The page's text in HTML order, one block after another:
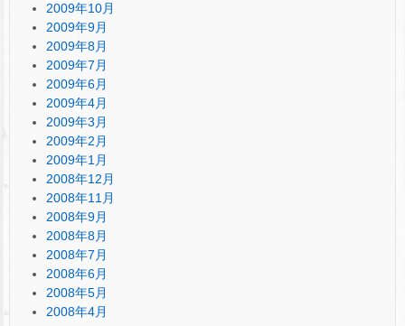
2009年10月
2009年9月
2009年8月
2009年7月
2009年6月
2009年4月
2009年3月
2009年2月
2009年1月
2008年12月
2008年11月
2008年9月
2008年8月
2008年7月
2008年6月
2008年5月
2008年4月